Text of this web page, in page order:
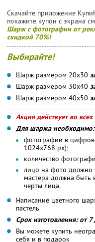
Скачайте приложение
покажите купон с экрана
Шарж с фотографии от
скидкой 70%!
Выбирайте!
Шарж размером 20х30
Шарж размером 30х40
Шарж размером 40х50
Акция действует во
Для шаржа необходимо:
фотографии в
1024x768 px);
количество
лицо на фото должно
мастера должна быть
черты лица.
Написание цветного
пастель
Срок изготовления: от
Вы можете купить
себя и в подарок